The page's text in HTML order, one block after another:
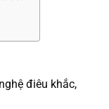
điêu khắc,